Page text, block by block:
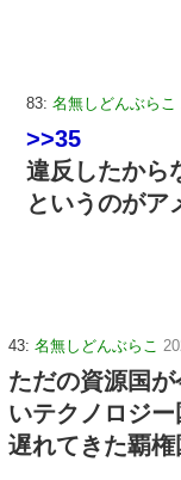
83: 名無しどんぶらこ
>>35
違反したから
というのがア
43: 名無しどんぶらこ
ただの資源国
いテクノロジー
遅れてきた覇